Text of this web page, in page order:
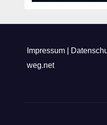
Impressum
weg.net